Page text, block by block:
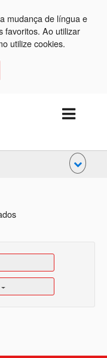
mudança de língua e
favoritos. Ao utilizar
utilize cookies.